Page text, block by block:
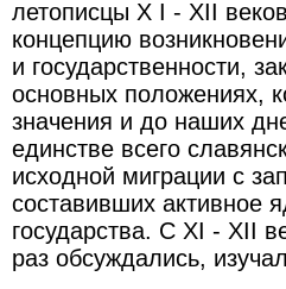
летописцы X I - XII
концепцию
и государственности,
основных положениях,
значения и до наших
единстве всего
исходной миграции с
составивших активное
государства. С XI - XII
раз обсуждались,